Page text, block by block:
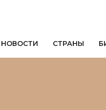
НОВОСТИ СТРАНЫ